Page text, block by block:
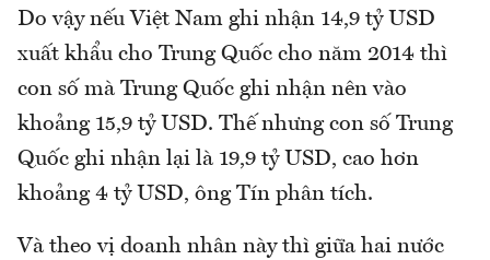
Do vậy nếu Việt Nam ghi nhận 14,9 tỷ USD
xuất khẩu cho Trung Quốc cho năm 2014 thì
con số mà Trung Quốc ghi nhận nên vào
khoảng 15,9 tỷ USD. Thế nhưng con số Trung
Quốc ghi nhận lại là 19,9 tỷ USD, cao hơn
khoảng 4 tỷ USD, ông Tín phân tích.
Và theo vị doanh nhân này thì giữa hai nước